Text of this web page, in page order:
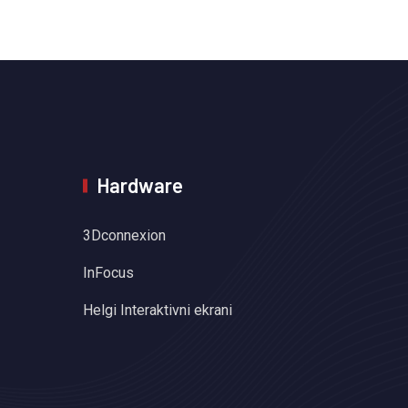
Hardware
3Dconnexion
InFocus
Helgi Interaktivni ekrani